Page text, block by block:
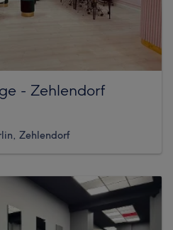
- Zehlendorf
Zehlendorf